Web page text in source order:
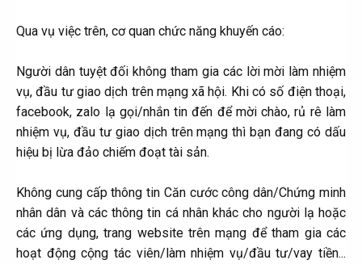
Qua vụ việc trên, cơ quan chức năng khuyến cáo:
Người dân tuyệt đối không tham gia các lời mời làm nhiệm
vụ, đầu tư giao dịch trên mạng xã hội. Khi có số điện thoại,
facebook, zalo lạ gọi/nhắn tin đến để mời chào, rủ rê làm
nhiệm vụ, đầu tư giao dịch trên mạng thì bạn đang có dấu
hiệu bị lừa đảo chiếm đoạt tài sản.
Không cung cấp thông tin Căn cước công dân/Chứng minh
nhân dân và các thông tin cá nhân khác cho người lạ hoặc
các ứng dụng, trang website trên mạng để tham gia các
hoạt động cộng tác viên/làm nhiệm vụ/đầu tư/vay tiền...